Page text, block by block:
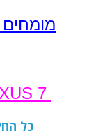
GOOGLE ASUS NEXUS 7 »
כל